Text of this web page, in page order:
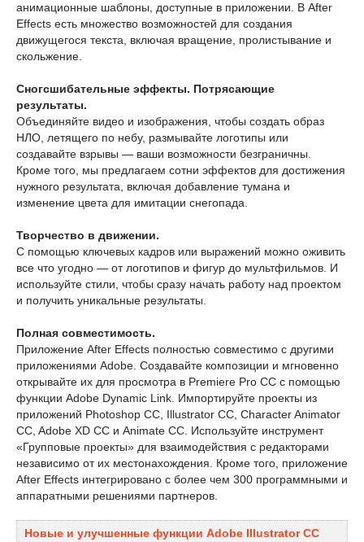
анимационные шаблоны, доступные в приложении. В After
Effects есть множество возможностей для создания
движущегося текста, включая вращение, пролистывание и
скольжение.
Сногсшибательные эффекты. Потрясающие
результаты.
Объединяйте видео и изображения, чтобы создать образ
НЛО, летящего по небу, размывайте логотипы или
создавайте взрывы — ваши возможности безграничны.
Кроме того, мы предлагаем сотни эффектов для достижения
нужного результата, включая добавление тумана и
изменение цвета для имитации снегопада.
Творчество в движении.
С помощью ключевых кадров или выражений можно оживить
все что угодно — от логотипов и фигур до мультфильмов. И
используйте стили, чтобы сразу начать работу над проектом
и получить уникальные результаты.
Полная совместимость.
Приложение After Effects полностью совместимо с другими
приложениями Adobe. Создавайте композиции и мгновенно
открывайте их для просмотра в Premiere Pro CC с помощью
функции Adobe Dynamic Link. Импортируйте проекты из
приложений Photoshop CC, Illustrator CC, Character Animator
CC, Adobe XD CC и Animate CC. Используйте инструмент
«Групповые проекты» для взаимодействия с редакторами
независимо от их местонахождения. Кроме того, приложение
After Effects интегрировано с более чем 300 программными и
аппаратными решениями партнеров.
Новые и улучшенные функции Adobe Illustrator CC